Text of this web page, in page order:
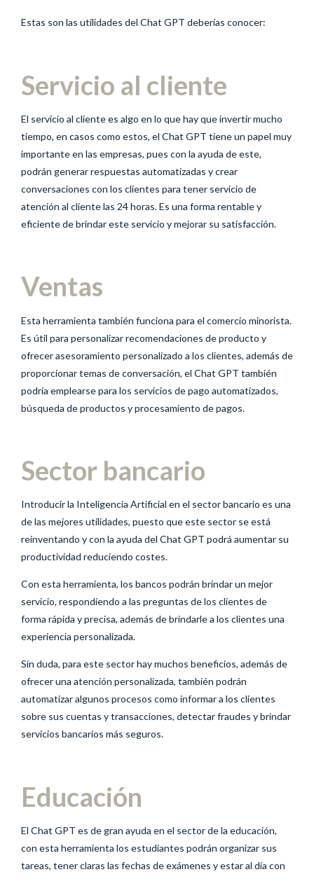
Estas son las utilidades del Chat GPT deberías conocer:
Servicio al cliente
El servicio al cliente es algo en lo que hay que invertir mucho
tiempo, en casos como estos, el Chat GPT tiene un papel muy
importante en las empresas, pues con la ayuda de este,
podrán generar respuestas automatizadas y crear
conversaciones con los clientes para tener servicio de
atención al cliente las 24 horas. Es una forma rentable y
eficiente de brindar este servicio y mejorar su satisfacción.
Ventas
Esta herramienta también funciona para el comercio minorista.
Es útil para personalizar recomendaciones de producto y
ofrecer asesoramiento personalizado a los clientes, además de
proporcionar temas de conversación, el Chat GPT también
podría emplearse para los servicios de pago automatizados,
búsqueda de productos y procesamiento de pagos.
Sector bancario
Introducir la Inteligencia Artificial en el sector bancario es una
de las mejores utilidades, puesto que este sector se está
reinventando y con la ayuda del Chat GPT podrá aumentar su
productividad reduciendo costes.
Con esta herramienta, los bancos podrán brindar un mejor
servicio, respondiendo a las preguntas de los clientes de
forma rápida y precisa, además de brindarle a los clientes una
experiencia personalizada.
Sin duda, para este sector hay muchos beneficios, además de
ofrecer una atención personalizada, también podrán
automatizar algunos procesos como informar a los clientes
sobre sus cuentas y transacciones, detectar fraudes y brindar
servicios bancarios más seguros.
Educación
El Chat GPT es de gran ayuda en el sector de la educación,
con esta herramienta los estudiantes podrán organizar sus
tareas, tener claras las fechas de exámenes y estar al día con